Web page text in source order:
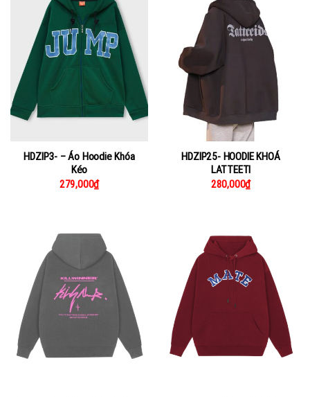
HDZIP3- – Áo Hoodie Khóa
Kéo
279,000₫
HDZIP25- HOODIE KHOÁ
LATTEETI
280,000₫